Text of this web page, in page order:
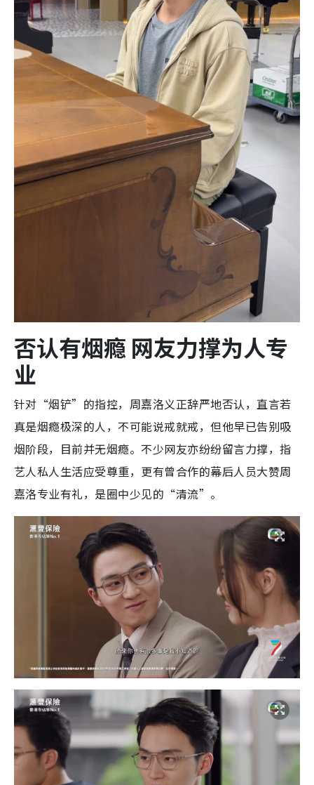
否认有烟瘾 网友力撑为人专
业
针对“烟铲”的指控，周嘉洛义正辞严地否认，直言若
真是烟瘾极深的人，不可能说戒就戒，但他早已告别吸
烟阶段，目前并无烟瘾。不少网友亦纷纷留言力撑，指
艺人私人生活应受尊重，更有曾合作的幕后人员大赞周
嘉洛专业有礼，是圈中少见的“清流”。